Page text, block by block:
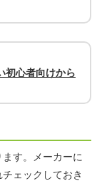
初心者向けから
す。メーカーに
ェックしておき